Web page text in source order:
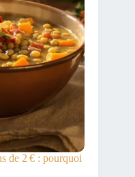
de 2 € : pourquoi